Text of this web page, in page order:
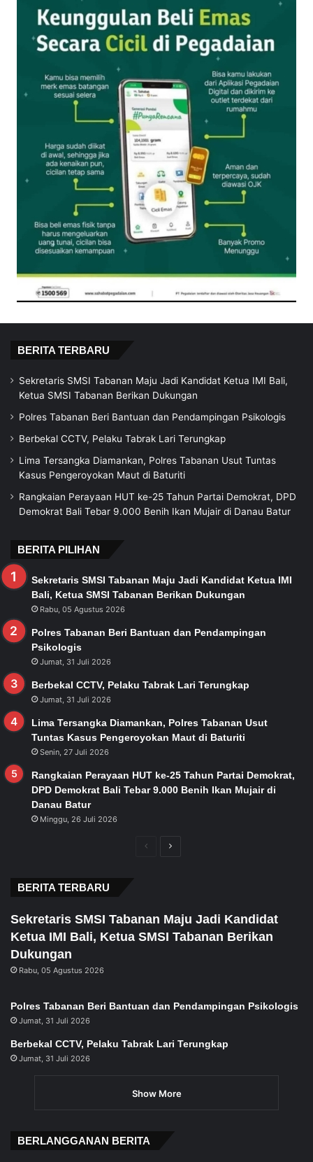
BERITA TERBARU
Sekretaris SMSI Tabanan Maju Jadi Kandidat Ketua IMI Bali,
Ketua SMSI Tabanan Berikan Dukungan
Polres Tabanan Beri Bantuan dan Pendampingan Psikologis
Berbekal CCTV, Pelaku Tabrak Lari Terungkap
Lima Tersangka Diamankan, Polres Tabanan Usut Tuntas
Kasus Pengeroyokan Maut di Baturiti
Rangkaian Perayaan HUT ke-25 Tahun Partai Demokrat, DPD
Demokrat Bali Tebar 9.000 Benih Ikan Mujair di Danau Batur
BERITA PILIHAN
Sekretaris SMSI Tabanan Maju Jadi Kandidat Ketua IMI
Bali, Ketua SMSI Tabanan Berikan Dukungan
Rabu, 05 Agustus 2026
Polres Tabanan Beri Bantuan dan Pendampingan
Psikologis
Jumat, 31 Juli 2026
Berbekal CCTV, Pelaku Tabrak Lari Terungkap
Jumat, 31 Juli 2026
Lima Tersangka Diamankan, Polres Tabanan Usut
Tuntas Kasus Pengeroyokan Maut di Baturiti
Senin, 27 Juli 2026
Rangkaian Perayaan HUT ke-25 Tahun Partai Demokrat,
DPD Demokrat Bali Tebar 9.000 Benih Ikan Mujair di
Danau Batur
Minggu, 26 Juli 2026
PreviousNext
BERITA TERBARU
Sekretaris SMSI Tabanan Maju Jadi Kandidat
Ketua IMI Bali, Ketua SMSI Tabanan Berikan
Dukungan
Rabu, 05 Agustus 2026
Polres Tabanan Beri Bantuan dan Pendampingan Psikologis
Jumat, 31 Juli 2026
Berbekal CCTV, Pelaku Tabrak Lari Terungkap
Jumat, 31 Juli 2026
Show More
BERLANGGANAN BERITA